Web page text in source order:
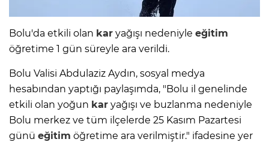
Bolu'da etkili olan kar yağışı nedeniyle eğitim
öğretime 1 gün süreyle ara verildi.
Bolu Valisi Abdulaziz Aydın, sosyal medya
hesabından yaptığı paylaşımda, "Bolu il genelinde
etkili olan yoğun kar yağışı ve buzlanma nedeniyle
Bolu merkez ve tüm ilçelerde 25 Kasım Pazartesi
günü eğitim öğretime ara verilmiştir." ifadesine yer